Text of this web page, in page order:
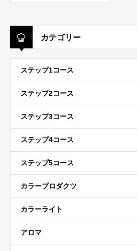
カテゴリー
ステップ1コース
ステップ2コース
ステップ3コース
ステップ4コース
ステップ5コース
カラープロダクツ
カラーライト
アロマ